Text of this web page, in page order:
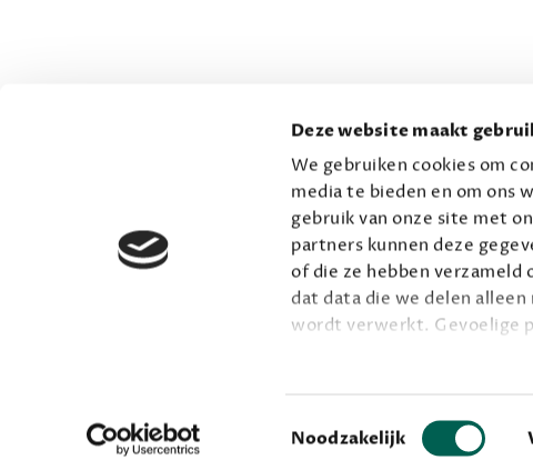
Deze website maakt
We gebruiken cookies om
media te bieden en om ons
gebruik van onze site met
partners kunnen deze
of die ze hebben verzameld
dat data die we delen
wordt verwerkt. Gevoelige
Toestemmingsselectie
Noodzakelijk